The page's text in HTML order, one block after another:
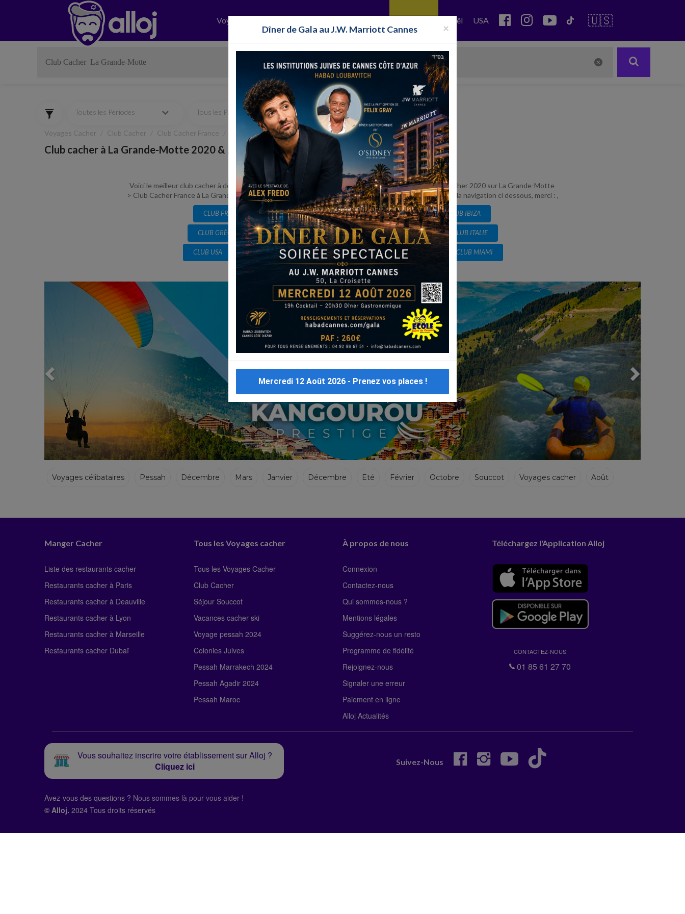
Voyages Israël USA 🇺🇸
Toutes les Périodes Tous les Pays Toutes les surveillances
Voyages Cacher Club Cacher Club Cacher France Club Cacher La Grande-Motte
Club cacher à La Grande-Motte 2020 & 2021 en France
Clubs cachers à La Grande-Motte en France
Voici le meilleur club cacher à destination de La Grande-Motte, suivez l'actualité en direct des Clubs casher 2020 sur La Grande-Motte
> Club Cacher France à La Grande-Motte , partez en Clubs Cacher organisés à La Grande-Motte,utilisez la navigation ci dessous, merci : ,
CLUB FRANCE CLUB ISRAEL CLUB EILAT CLUB ESPAGNE CLUB IBIZA
CLUB GRÈCE CLUB CRÈTE CLUB MAROC CLUB MARRAKECH CLUB ITALIE
CLUB USA CLUB PORTUGAL CLUB MARBELLA CLUB MYKONOS CLUB MIAMI
Consulter tous lesvoyages cacher France
Previous Next
Voyages célibataires Pessah Décembre Mars Janvier Décembre Eté Février Octobre Souccot Voyages cacher Août
Manger Cacher
Liste des restaurants cacher
Restaurants cacher à Paris
Restaurants cacher à Deauville
Restaurants cacher à Lyon
Restaurants cacher à Marseille
Restaurants cacher Dubaï
Tous les Voyages cacher
Tous les Voyages Cacher
Club Cacher
Séjour Souccot
Vacances cacher ski
Voyage pessah 2024
Colonies Juives
Pessah Marrakech 2024
Pessah Agadir 2024
Pessah Maroc
À propos de nous
Connexion
Contactez-nous
Qui sommes-nous ?
Mentions légales
Suggérez-nous un resto
Programme de fidélité
Rejoignez-nous
Signaler une erreur
Paiement en ligne
Alloj Actualités
Téléchargez l'Application Alloj
CONTACTEZ-NOUS
01 85 61 27 70
Vous souhaitez inscrire votre établissement sur Alloj ?
Cliquez ici
Suivez-Nous
Avez-vous des questions ? Nous sommes là pour vous aider !
© Alloj. 2024 Tous droits réservés
×
Dîner de Gala au J.W. Marriott Cannes
Mercredi 12 Août 2026 - Prenez vos places !